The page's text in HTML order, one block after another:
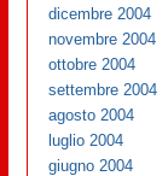
dicembre 2004
novembre 2004
ottobre 2004
settembre 2004
agosto 2004
luglio 2004
giugno 2004